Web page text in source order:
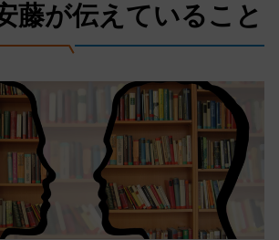
藤が伝えていること